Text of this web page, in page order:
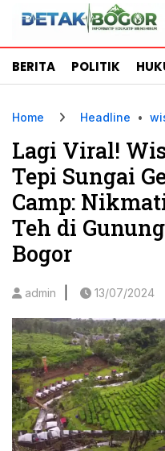
BERITA POLITIK
Home Headline •
Lagi Viral!
Tepi Sungai
Camp:
Teh di
Bogor
admin 13/07/2024